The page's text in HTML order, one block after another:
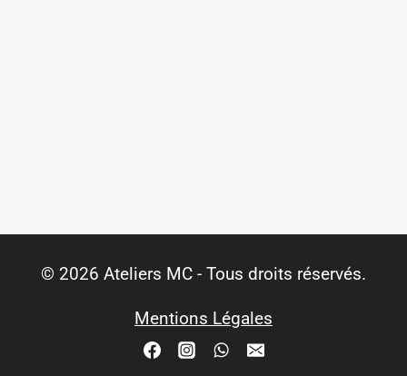
© 2026 Ateliers MC - Tous droits réservés.
Mentions Légales